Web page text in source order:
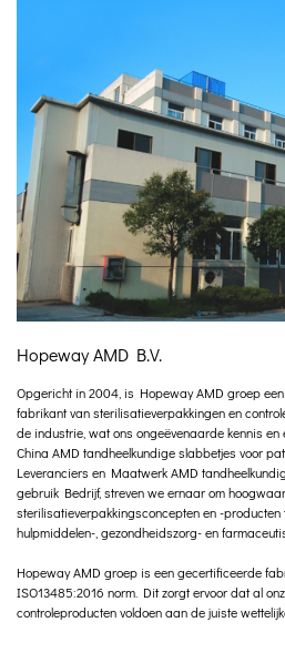
Hopeway AMD B.V.
Opgericht in 2004, is Hopeway AMD groep
fabrikant van sterilisatieverpakkingen en
de industrie, wat ons ongeëvenaarde kennis
China AMD tandheelkundige slabbetjes voor
Leveranciers en Maatwerk AMD
gebruik Bedrijf, streven we ernaar om
sterilisatieverpakkingsconcepten en -
hulpmiddelen-, gezondheidszorg- en
Hopeway AMD groep is een gecertificeerde
ISO13485:2016 norm. Dit zorgt ervoor dat al
controleproducten voldoen aan de juiste